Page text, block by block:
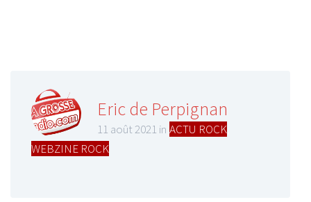
Eric de Perpignan
11 août 2021 in ACTU ROCK
WEBZINE ROCK